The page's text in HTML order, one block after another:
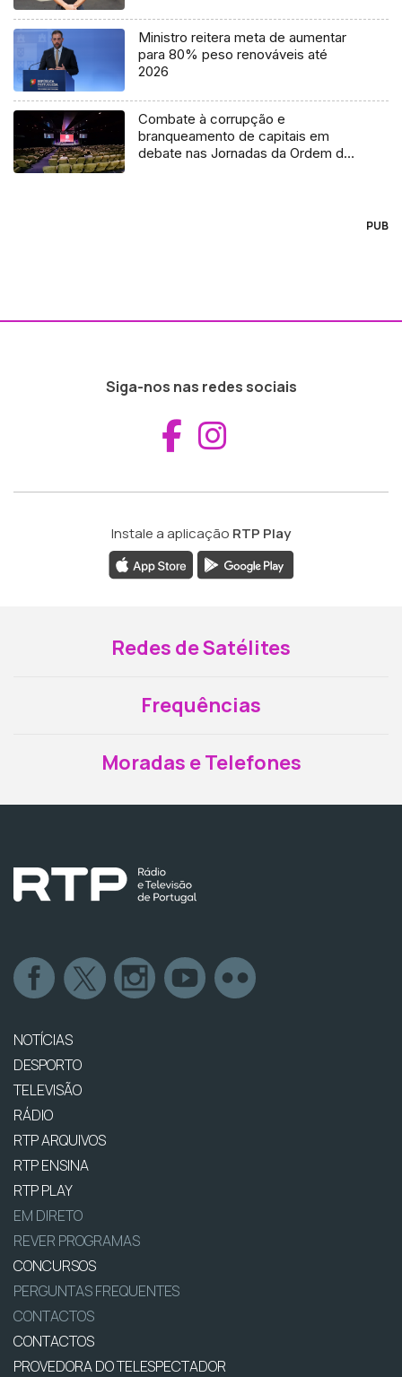
Ministro reitera meta de aumentar
para 80% peso renováveis até
2026
Combate à corrupção e
branqueamento de capitais em
debate nas Jornadas da Ordem dos
PUB
Siga-nos nas redes sociais
Aceder ao
Instale a aplicação RTP Play
Redes de Satélites
Frequências
Moradas e Telefones
NOTÍCIAS
DESPORTO
TELEVISÃO
RÁDIO
RTP ARQUIVOS
RTP ENSINA
RTP PLAY
EM DIRETO
REVER PROGRAMAS
CONCURSOS
PERGUNTAS FREQUENTES
CONTACTOS
CONTACTOS
PROVEDORA DO TELESPECTADOR